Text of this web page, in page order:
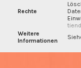
Rechte
Weitere
Informationen